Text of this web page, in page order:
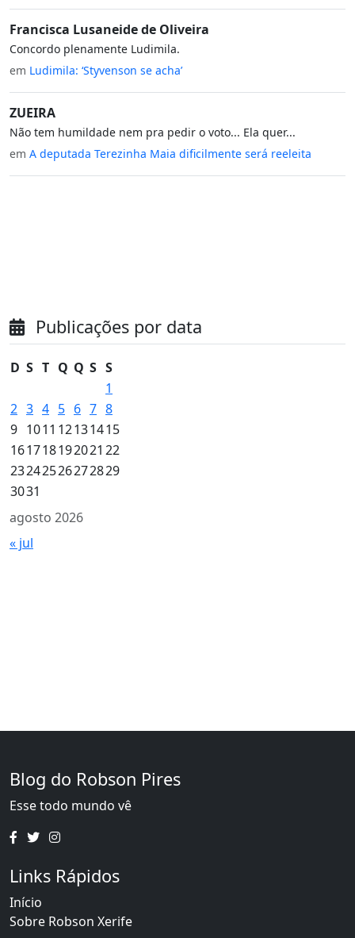
Francisca Lusaneide de Oliveira
Concordo plenamente Ludimila.
em Ludimila: ‘Styvenson se acha’
ZUEIRA
Não tem humildade nem pra pedir o voto... Ela quer...
em A deputada Terezinha Maia dificilmente será reeleita
Publicações por data
agosto 2026
D S T Q Q S S
1
2 3 4 5 6 7 8
9 1011 12131415
161718192021 22
23242526272829
3031
« jul
Blog do Robson Pires
Esse todo mundo vê
Links Rápidos
Início
Sobre Robson Xerife